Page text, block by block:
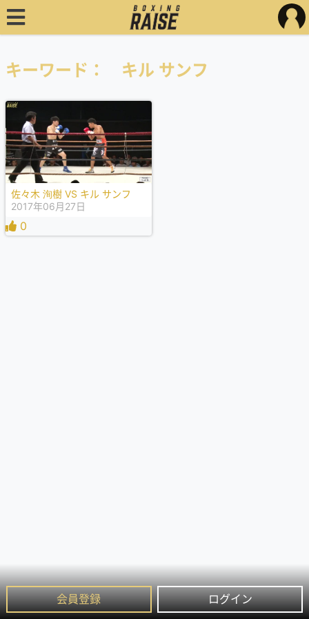
会員登録 ログイン
キーワード： キル サンフ
佐々木 洵樹 VS キル サンフ
2017年06月27日
0